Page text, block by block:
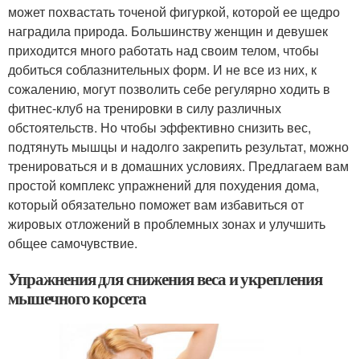
может похвастать точеной фигуркой, которой ее щедро
наградила природа. Большинству женщин и девушек
приходится много работать над своим телом, чтобы
добиться соблазнительных форм. И не все из них, к
сожалению, могут позволить себе регулярно ходить в
фитнес-клуб на тренировки в силу различных
обстоятельств. Но чтобы эффективно снизить вес,
подтянуть мышцы и надолго закрепить результат, можно
тренироваться и в домашних условиях. Предлагаем вам
простой комплекс упражнений для похудения дома,
который обязательно поможет вам избавиться от
жировых отложений в проблемных зонах и улучшить
общее самочувствие.
Упражнения для снижения веса и укрепления
мышечного корсета